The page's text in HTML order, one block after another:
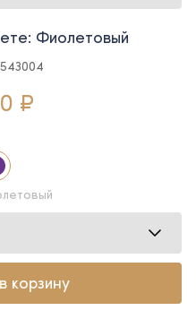
Фиолетовый
₽
корзину